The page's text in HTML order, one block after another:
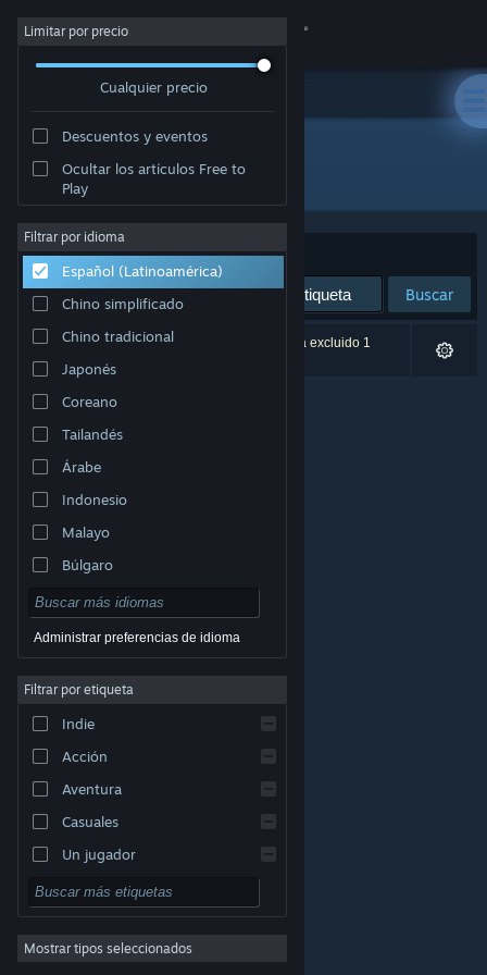
Iniciar sesión
Acerca de
Soporte
Cambiar idioma
Obtener la aplicación de Steam Mobile
Ver versión clásica
© Valve Corporation. Todos los derechos reservados.
Todas las marcas registradas pertenecen a sus
respectivos dueños en EE. UU. y otros países.Política
de Privacidad|Información legal|Accesibilidad|
Cookies
Limitar por precio
Cualquier precio
Descuentos y eventos
Ocultar los artículos Free to
Play
Filtrar por idioma
Español (Latinoamérica)
Chino simplificado
Chino tradicional
Japonés
Coreano
Tailandés
Árabe
Indonesio
Malayo
Búlgaro
Checo
Danés
Alemán
Inglés
Español (España)
Griego
Administrar preferencias de idioma
Filtrar por etiqueta
Indie
Acción
Aventura
Casuales
Un jugador
Simuladores
Rol
Estrategia
Mostrar tipos seleccionados
Desarrollador: Reality Diversions, LLC.
Ordenar por Relevancia
Buscar
0 resultado(s) coinciden con la búsqueda. Se ha excluido 1
título según tus preferencias.